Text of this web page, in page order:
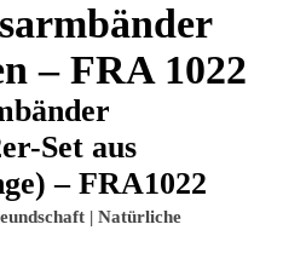
– FRA 1022
Set aus
– FRA1022
| Natürliche